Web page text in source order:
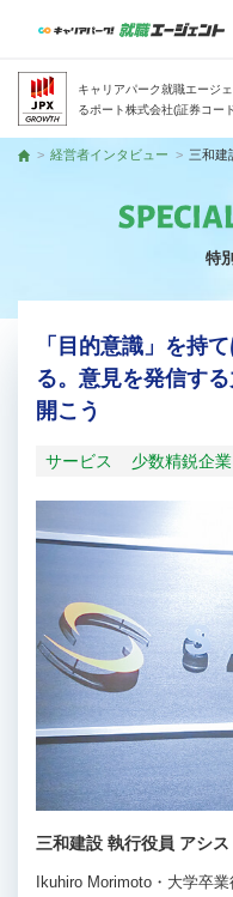
キャリアパーク就職エージ
るポート株式会社(証券コー
トップ
経営者インタビュー 三和建
特
「目的意識」を持
る。意見を発信す
開こう
サービス 少数精鋭企業
三和建設 執行役員 アシ
Ikuhiro Morimoto・大学卒